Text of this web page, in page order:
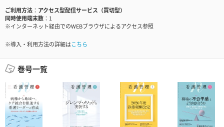
ご利用方法
アクセス型配信サービス（買切型）
同時使用端末数
1
※インターネット経由でのWEBブラウザによるアクセス参照
※導入・利用方法の詳細はこちら
巻号一覧